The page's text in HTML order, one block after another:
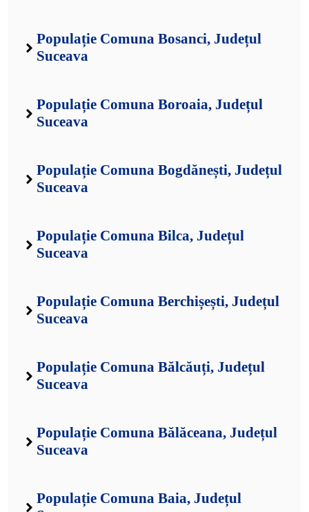
Populație Comuna Bosanci, Județul
Suceava
Populație Comuna Boroaia, Județul
Suceava
Populație Comuna Bogdănești, Județul
Suceava
Populație Comuna Bilca, Județul
Suceava
Populație Comuna Berchișești, Județul
Suceava
Populație Comuna Bălcăuți, Județul
Suceava
Populație Comuna Bălăceana, Județul
Suceava
Populație Comuna Baia, Județul